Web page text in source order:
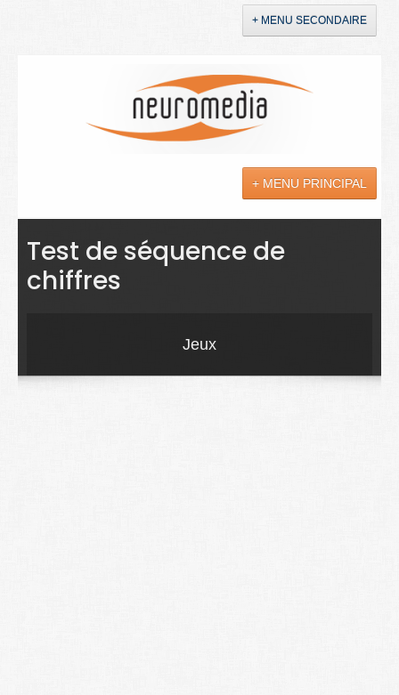
+ MENU SECONDAIRE
+ MENU PRINCIPAL
Actualités
Sciences
Droit
Test de séquence de
chiffres
Jeux